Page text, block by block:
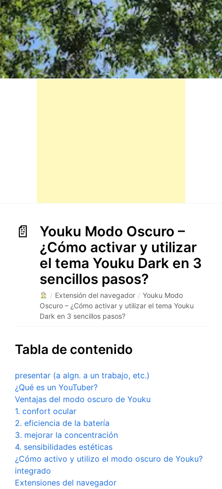
Youku Modo Oscuro –
¿Cómo activar y utilizar
el tema Youku Dark en 3
sencillos pasos?
/ Extensión del navegador / Youku Modo
Oscuro – ¿Cómo activar y utilizar el tema Youku
Dark en 3 sencillos pasos?
Tabla de contenido
presentar (a algn. a un trabajo, etc.)
¿Qué es un YouTuber?
Ventajas del modo oscuro de Youku
1. confort ocular
2. eficiencia de la batería
3. mejorar la concentración
4. sensibilidades estéticas
¿Cómo activo y utilizo el modo oscuro de Youku?
integrado
Extensiones del navegador